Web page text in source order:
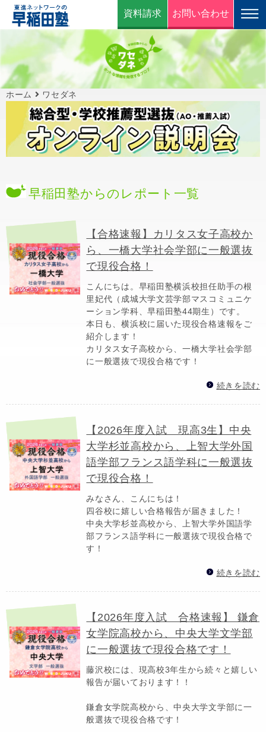
資料請求 お問い合わせ
ホーム ワセダネ
早稲田塾からのレポート一覧
【合格速報】カリタス女子高校か
ら、一橋大学社会学部に一般選抜
で現役合格！
こんにちは。早稲田塾横浜校担任助手の根
里妃代（成城大学文芸学部マスコミュニケ
ーション学科、早稲田塾44期生）です。
本日も、横浜校に届いた現役合格速報をご
紹介します！
カリタス女子高校から、一橋大学社会学部
に一般選抜で現役合格です！
続きを読む
【2026年度入試 現高3生】中央
大学杉並高校から、上智大学外国
語学部フランス語学科に一般選抜
で現役合格！
みなさん、こんにちは！
四谷校に嬉しい合格報告が届きました！
中央大学杉並高校から、上智大学外国語学
部フランス語学科に一般選抜で現役合格で
す！
続きを読む
【2026年度入試 合格速報】 鎌倉
女学院高校から、中央大学文学部
に一般選抜で現役合格です！
藤沢校には、現高校3年生から続々と嬉しい
報告が届いております！！
鎌倉女学院高校から、中央大学文学部に一
般選抜で現役合格です！